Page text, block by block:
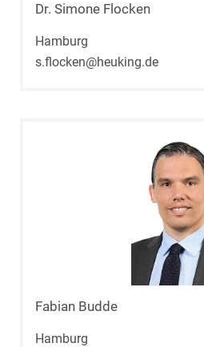
Dr. Simone Flocken
Hamburg
s.flocken@heuking.de
Fabian Budde
Hamburg